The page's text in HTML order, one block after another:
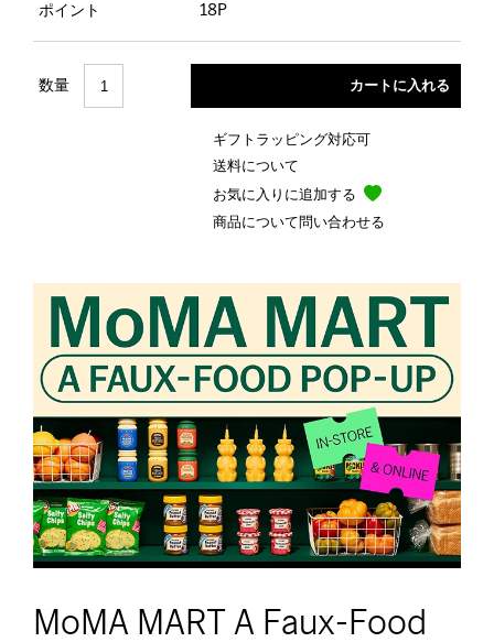
ポイント
18P
数量
ギフトラッピング対応可
送料について
お気に入りに追加する
商品について問い合わせる
MoMA MART A Faux-Food